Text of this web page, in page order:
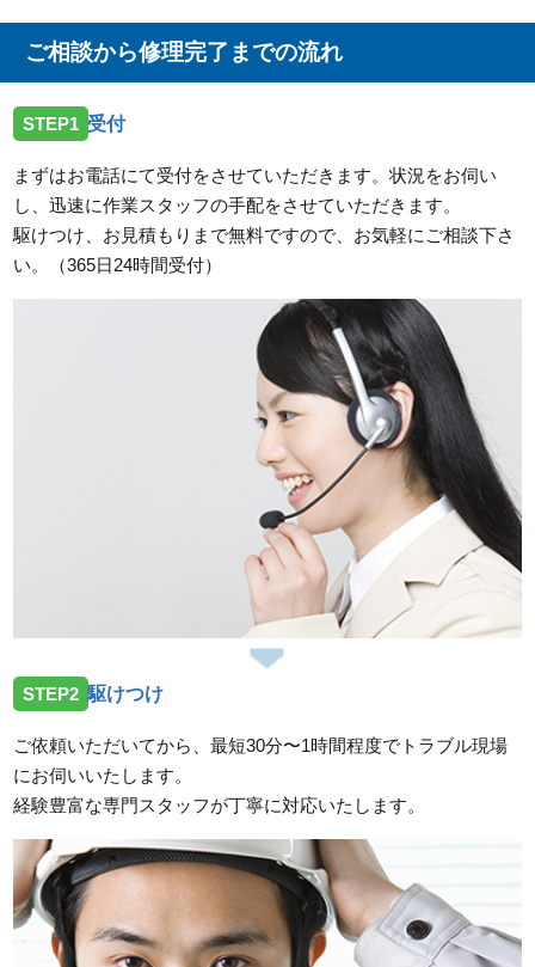
ご相談から修理完了までの流れ
STEP1 受付
まずはお電話にて受付をさせていただきます。状況をお伺い
し、迅速に作業スタッフの手配をさせていただきます。
駆けつけ、お見積もりまで無料ですので、お気軽にご相談下さ
い。（365日24時間受付）
STEP2 駆けつけ
ご依頼いただいてから、最短30分〜1時間程度でトラブル現場
にお伺いいたします。
経験豊富な専門スタッフが丁寧に対応いたします。